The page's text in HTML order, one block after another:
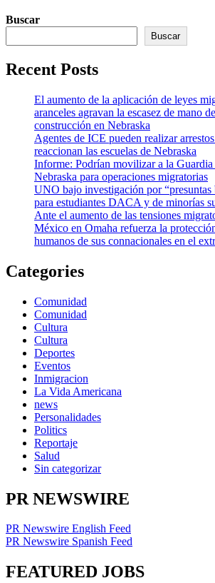
Buscar
Buscar
Recent Posts
El aumento de la aplicación de leyes
aranceles agravan la escasez de mano
construcción en Nebraska
Agentes de ICE pueden realizar
reaccionan las escuelas de Nebraska
Informe: Podrían movilizar a la
Nebraska para operaciones migratorias
UNO bajo investigación por “presuntas
para estudiantes DACA y de minorías
Ante el aumento de las tensiones
México en Omaha refuerza la
humanos de sus connacionales en el
Categories
Comunidad
Comunidad
Cultura
Cultura
Deportes
Eventos
Inmigracion
La Vida Americana
news
Personalidades
Politics
Reportaje
Salud
Sin categorizar
PR NEWSWIRE
PR Newswire English Feed
PR Newswire Spanish Feed
FEATURED JOBS